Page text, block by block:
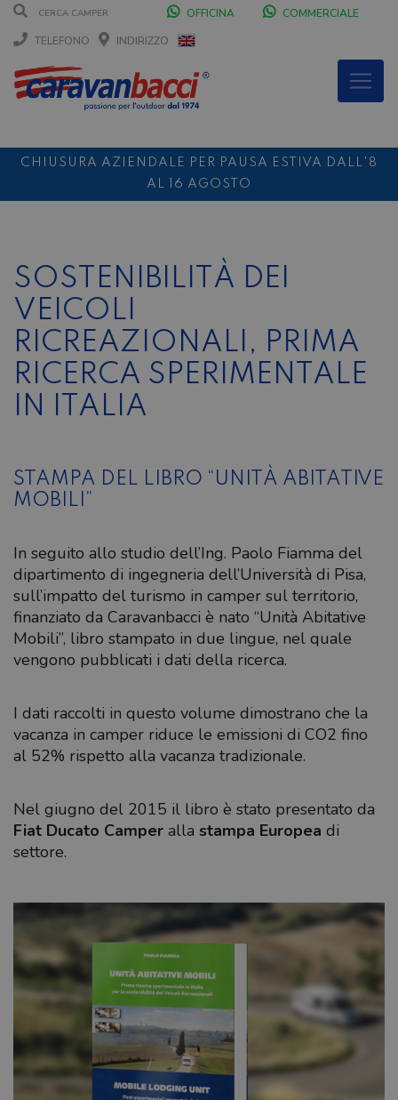
OFFICINA
COMMERCIALE
TELEFONO
INDIRIZZO
CHIUSURA AZIENDALE PER PAUSA ESTIVA DALL'8
AL 16 AGOSTO
SCONTO 10% NOLEGGIO ENTRO IL 31.08
NOLEGGI DI SETTEMBRE
SOSTENIBILITÀ DEI
VEICOLI
RICREAZIONALI, PRIMA
RICERCA SPERIMENTALE
IN ITALIA
STAMPA DEL LIBRO “UNITÀ ABITATIVE
MOBILI”
In seguito allo studio dell’Ing. Paolo Fiamma del
dipartimento di ingegneria dell’Università di Pisa,
sull’impatto del turismo in camper sul territorio,
finanziato da Caravanbacci è nato “Unità Abitative
Mobili”, libro stampato in due lingue, nel quale
vengono pubblicati i dati della ricerca.
I dati raccolti in questo volume dimostrano che la
vacanza in camper riduce le emissioni di CO2 fino
al 52% rispetto alla vacanza tradizionale.
Nel giugno del 2015 il libro è stato presentato da
Fiat Ducato Camper alla stampa Europea di
settore.